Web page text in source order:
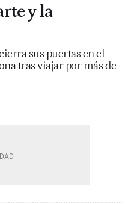
y la
sus puertas en el
tras viajar por más de